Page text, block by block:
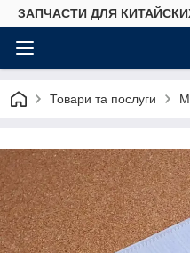
ЗАПЧАСТИ ДЛЯ
Товари та послуги